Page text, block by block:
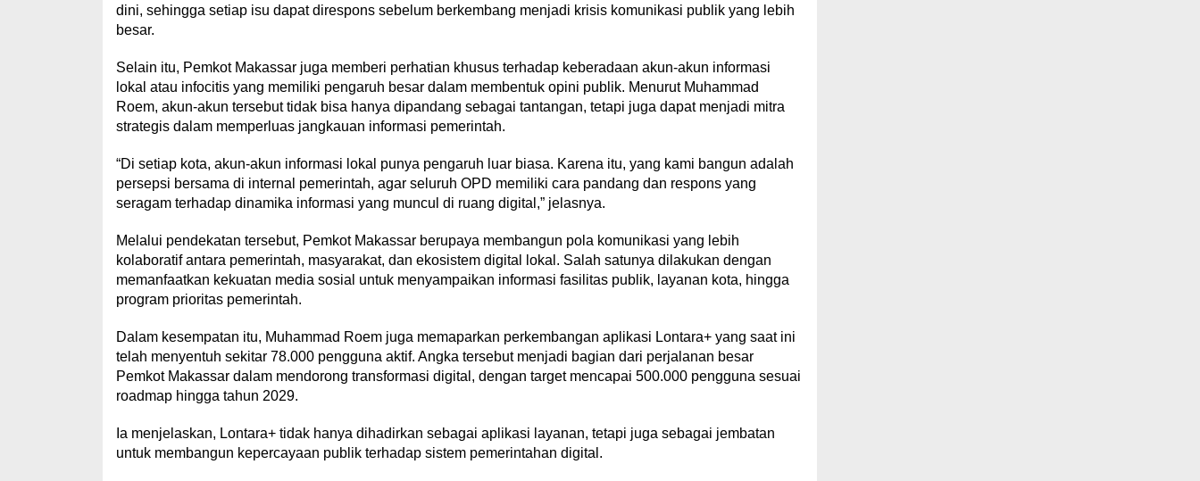
dini, sehingga setiap isu dapat direspons sebelum berkembang menjadi krisis komunikasi publik yang lebih
besar.
Selain itu, Pemkot Makassar juga memberi perhatian khusus terhadap keberadaan akun-akun informasi
lokal atau infocitis yang memiliki pengaruh besar dalam membentuk opini publik. Menurut Muhammad
Roem, akun-akun tersebut tidak bisa hanya dipandang sebagai tantangan, tetapi juga dapat menjadi mitra
strategis dalam memperluas jangkauan informasi pemerintah.
“Di setiap kota, akun-akun informasi lokal punya pengaruh luar biasa. Karena itu, yang kami bangun adalah
persepsi bersama di internal pemerintah, agar seluruh OPD memiliki cara pandang dan respons yang
seragam terhadap dinamika informasi yang muncul di ruang digital,” jelasnya.
Melalui pendekatan tersebut, Pemkot Makassar berupaya membangun pola komunikasi yang lebih
kolaboratif antara pemerintah, masyarakat, dan ekosistem digital lokal. Salah satunya dilakukan dengan
memanfaatkan kekuatan media sosial untuk menyampaikan informasi fasilitas publik, layanan kota, hingga
program prioritas pemerintah.
Dalam kesempatan itu, Muhammad Roem juga memaparkan perkembangan aplikasi Lontara+ yang saat ini
telah menyentuh sekitar 78.000 pengguna aktif. Angka tersebut menjadi bagian dari perjalanan besar
Pemkot Makassar dalam mendorong transformasi digital, dengan target mencapai 500.000 pengguna sesuai
roadmap hingga tahun 2029.
Ia menjelaskan, Lontara+ tidak hanya dihadirkan sebagai aplikasi layanan, tetapi juga sebagai jembatan
untuk membangun kepercayaan publik terhadap sistem pemerintahan digital.